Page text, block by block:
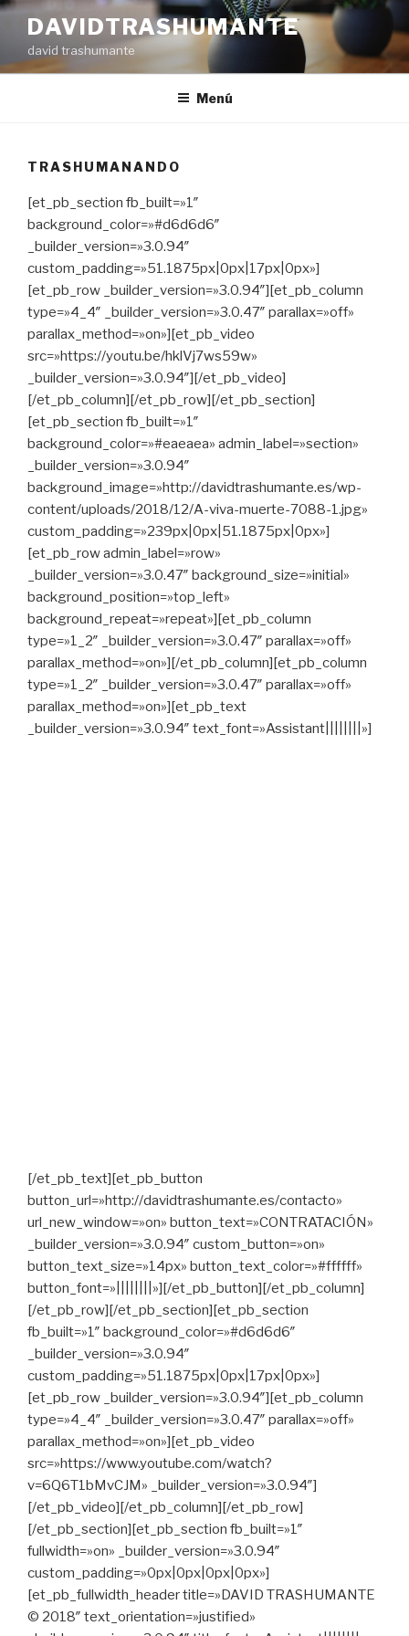
Ir
contenido
DAVIDTRASHUMANTE
david trashumante
Menú
TRASHUMANANDO
[et_pb_section fb_built=»1″
background_color=»#d6d6d6″
_builder_version=»3.0.94″
custom_padding=»51.1875px|0px|17px|0px»]
[et_pb_row _builder_version=»3.0.94″][et_pb_column
type=»4_4″ _builder_version=»3.0.47″ parallax=»off»
parallax_method=»on»][et_pb_video
src=»https://youtu.be/hklVj7ws59w»
_builder_version=»3.0.94″][/et_pb_video]
[/et_pb_column][/et_pb_row][/et_pb_section]
[et_pb_section fb_built=»1″
background_color=»#eaeaea» admin_label=»section»
_builder_version=»3.0.94″
background_image=»http://davidtrashumante.es/wp-
content/uploads/2018/12/A-viva-muerte-7088-1.jpg»
custom_padding=»239px|0px|51.1875px|0px»]
[et_pb_row admin_label=»row»
_builder_version=»3.0.47″ background_size=»initial»
background_position=»top_left»
background_repeat=»repeat»][et_pb_column
type=»1_2″ _builder_version=»3.0.47″ parallax=»off»
parallax_method=»on»][/et_pb_column][et_pb_column
type=»1_2″ _builder_version=»3.0.47″ parallax=»off»
parallax_method=»on»][et_pb_text
_builder_version=»3.0.94″ text_font=»Assistant||||||||»]
[/et_pb_text][et_pb_button
button_url=»http://davidtrashumante.es/contacto»
url_new_window=»on» button_text=»CONTRATACIÓN»
_builder_version=»3.0.94″ custom_button=»on»
button_text_size=»14px» button_text_color=»#ffffff»
button_font=»||||||||»][/et_pb_button][/et_pb_column]
[/et_pb_row][/et_pb_section][et_pb_section
fb_built=»1″ background_color=»#d6d6d6″
_builder_version=»3.0.94″
custom_padding=»51.1875px|0px|17px|0px»]
[et_pb_row _builder_version=»3.0.94″][et_pb_column
type=»4_4″ _builder_version=»3.0.47″ parallax=»off»
parallax_method=»on»][et_pb_video
src=»https://www.youtube.com/watch?
v=6Q6T1bMvCJM» _builder_version=»3.0.94″]
[/et_pb_video][/et_pb_column][/et_pb_row]
[/et_pb_section][et_pb_section fb_built=»1″
fullwidth=»on» _builder_version=»3.0.94″
custom_padding=»0px|0px|0px|0px»]
[et_pb_fullwidth_header title=»DAVID TRASHUMANTE
© 2018″ text_orientation=»justified»